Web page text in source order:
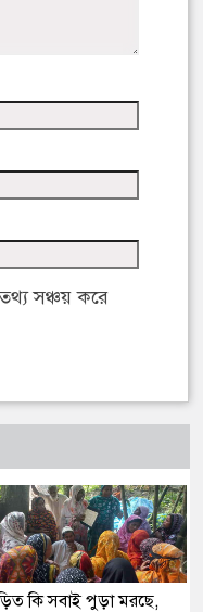
সঞ্চয় করে
কি সবাই পুড়া মরছে,